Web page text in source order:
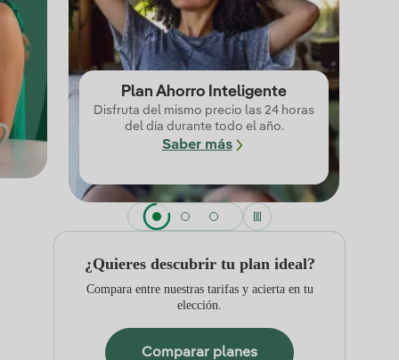
Plan Ahorro Inteligente
Disfruta del mismo precio las 24 horas
del día durante todo el año.
Saber más
¿Quieres descubrir tu plan ideal?
Compara entre nuestras tarifas y acierta en tu
elección.
Comparar planes